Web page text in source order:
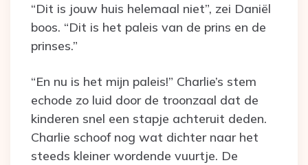
“Dit is jouw huis helemaal niet”, zei Daniël
boos. “Dit is het paleis van de prins en de
prinses.”
“En nu is het mijn paleis!” Charlie’s stem
echode zo luid door de troonzaal dat de
kinderen snel een stapje achteruit deden.
Charlie schoof nog wat dichter naar het
steeds kleiner wordende vuurtje. De